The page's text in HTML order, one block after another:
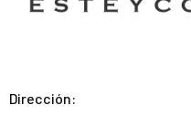
Dirección: